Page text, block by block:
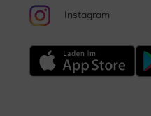
Instagram